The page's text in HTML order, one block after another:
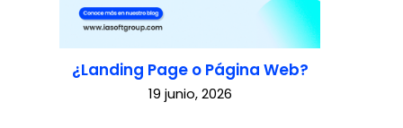
¿Landing Page o Página Web?
19 junio, 2026